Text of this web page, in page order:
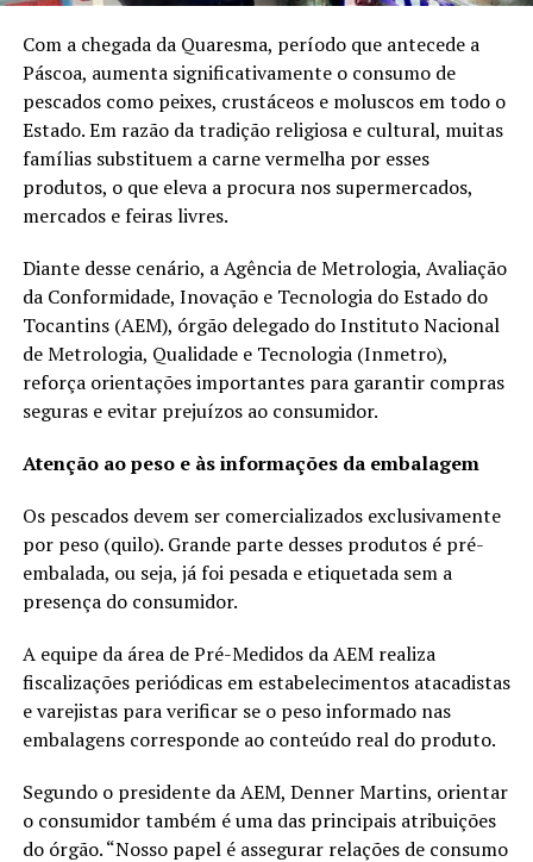
Com a chegada da Quaresma, período que antecede a
Páscoa, aumenta significativamente o consumo de
pescados como peixes, crustáceos e moluscos em todo o
Estado. Em razão da tradição religiosa e cultural, muitas
famílias substituem a carne vermelha por esses
produtos, o que eleva a procura nos supermercados,
mercados e feiras livres.
Diante desse cenário, a Agência de Metrologia, Avaliação
da Conformidade, Inovação e Tecnologia do Estado do
Tocantins (AEM), órgão delegado do Instituto Nacional
de Metrologia, Qualidade e Tecnologia (Inmetro),
reforça orientações importantes para garantir compras
seguras e evitar prejuízos ao consumidor.
Atenção ao peso e às informações da embalagem
Os pescados devem ser comercializados exclusivamente
por peso (quilo). Grande parte desses produtos é pré-
embalada, ou seja, já foi pesada e etiquetada sem a
presença do consumidor.
A equipe da área de Pré-Medidos da AEM realiza
fiscalizações periódicas em estabelecimentos atacadistas
e varejistas para verificar se o peso informado nas
embalagens corresponde ao conteúdo real do produto.
Segundo o presidente da AEM, Denner Martins, orientar
o consumidor também é uma das principais atribuições
do órgão. “Nosso papel é assegurar relações de consumo